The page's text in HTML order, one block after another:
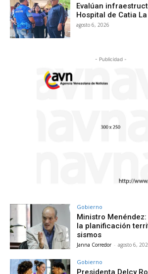
Evalúan
Hospital de Catia
agosto 6, 2026
- Publicidad -
Gobierno
Ministro
la planificación
sismos
Janna Corredor - agosto 6,
Gobierno
Presidenta Delcy